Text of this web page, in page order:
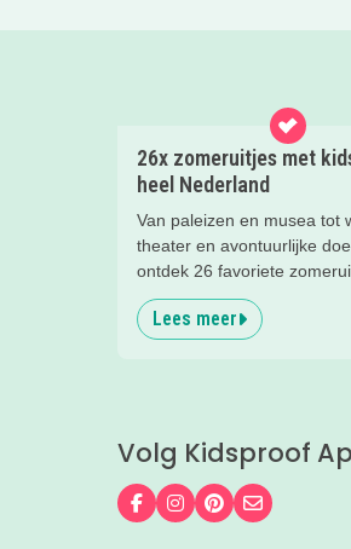
26x zomeruitjes met
heel Nederland
Van paleizen en musea tot
theater en avontuurlijke
ontdek 26 favoriete
gezinnen door heel
Lees meer
Volg Kidsproof
Volg ons op Facebook
Volg ons op
Volg ons op
Mail ons